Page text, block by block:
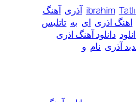
آذری آهنگ
ای به تاتلیس
اذری
و